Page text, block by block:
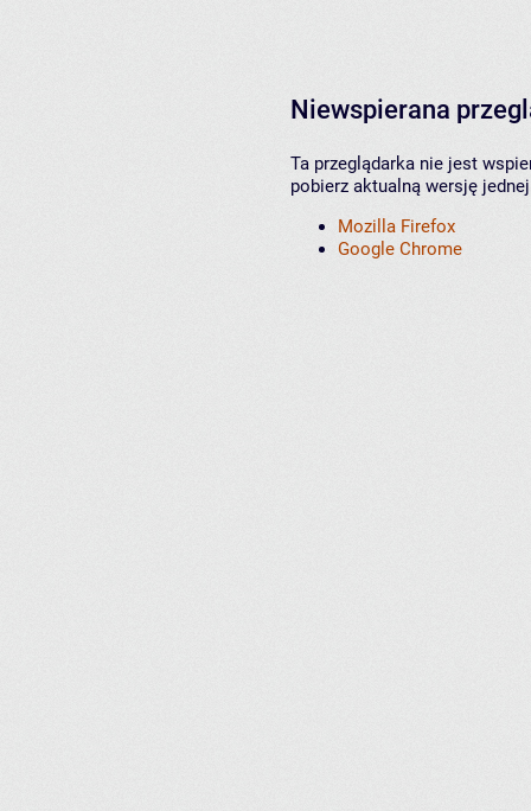
Niewspierana
Ta przeglądarka nie jest
pobierz aktualną wersję
Mozilla Firefox
Google Chrome